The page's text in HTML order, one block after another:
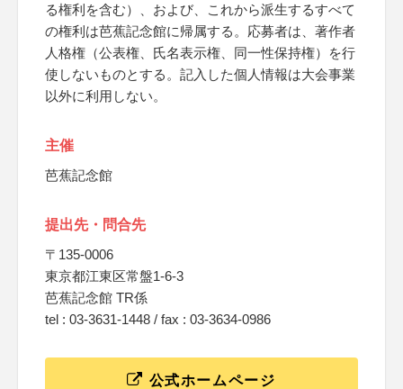
る権利を含む）、および、これから派生するすべて
の権利は芭蕉記念館に帰属する。応募者は、著作者
人格権（公表権、氏名表示権、同一性保持権）を行
使しないものとする。記入した個人情報は大会事業
以外に利用しない。
主催
芭蕉記念館
提出先・問合先
〒135-0006
東京都江東区常盤1-6-3
芭蕉記念館 TR係
tel : 03-3631-1448 / fax : 03-3634-0986
公式ホームページ